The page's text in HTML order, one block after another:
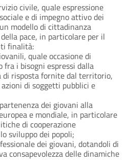
civile, quale espressione
e di impegno attivo dei
modello di cittadinanza
pace, in particolare per il
finalità:
quale occasione di
fra i bisogni espressi dalla
di risposta fornite dal territorio,
di soggetti pubblici e
dei giovani alla
e mondiale, in particolare
di cooperazione
sviluppo dei popoli;
dei giovani, dotandoli di
consapevolezza delle dinamiche